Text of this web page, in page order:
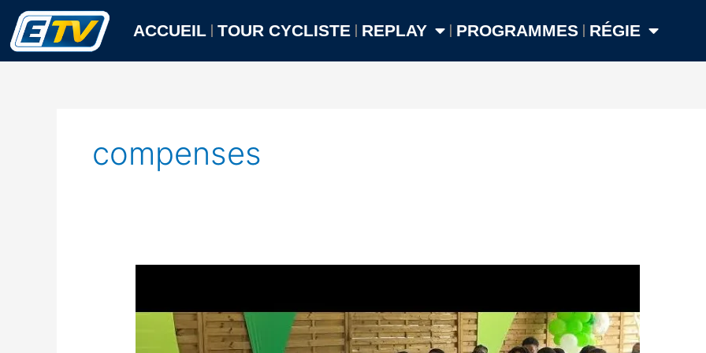
Aller
contenu
ACCUEIL TOUR CYCLISTE REPLAY PROGRAMMES RÉGIE
compenses
Remise
Récompenses